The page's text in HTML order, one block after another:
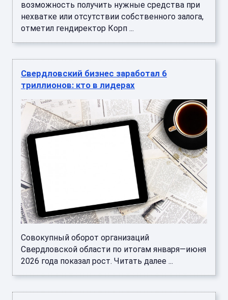
возможность получить нужные средства при
нехватке или отсутствии собственного залога,
отметил гендиректор Корп ...
Свердловский бизнес заработал 6
триллионов: кто в лидерах
Совокупный оборот организаций
Свердловской области по итогам января—июня
2026 года показал рост. Читать далее ...